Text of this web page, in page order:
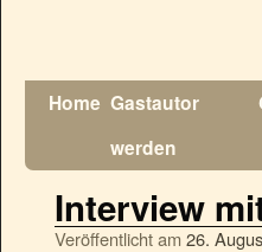
Home Gastautor
werden
Interview
Veröffentlicht am 26.